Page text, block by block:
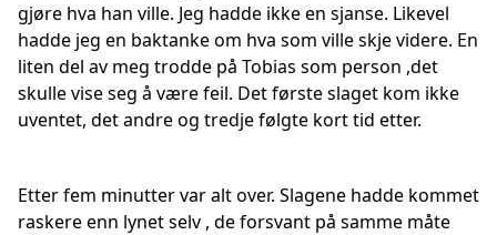
gjøre hva han ville. Jeg hadde ikke en sjanse. Likevel
hadde jeg en baktanke om hva som ville skje videre. En
liten del av meg trodde på Tobias som person ,det
skulle vise seg å være feil. Det første slaget kom ikke
uventet, det andre og tredje følgte kort tid etter.
Etter fem minutter var alt over. Slagene hadde kommet
raskere enn lynet selv , de forsvant på samme måte